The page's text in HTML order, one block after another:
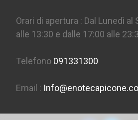
Orari di apertura : Dal Lunedì al
alle 13:30 e dalle 17:00 alle
Telefono 091331300
Email :